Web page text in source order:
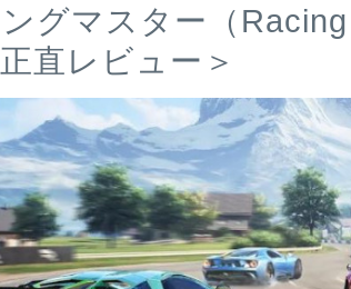
グマスター（
直レビュー＞